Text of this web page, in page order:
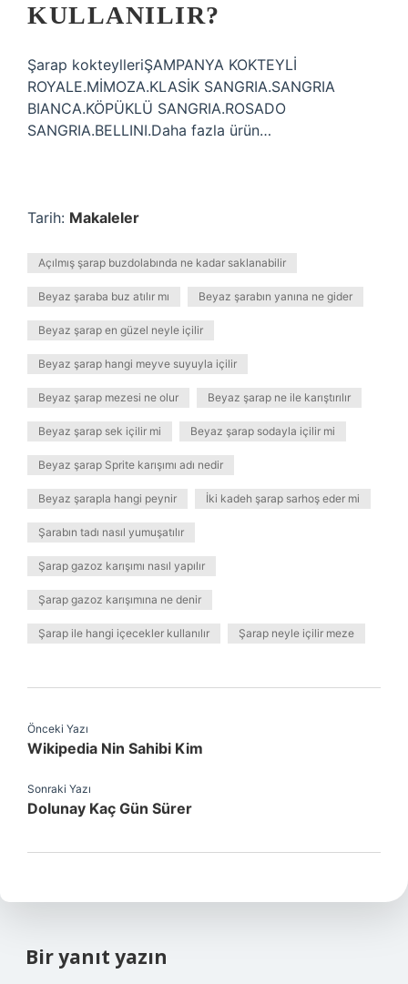
KULLANILIR?
Şarap kokteylleriŞAMPANYA KOKTEYLİ
ROYALE.MİMOZA.KLASİK SANGRIA.SANGRIA
BIANCA.KÖPÜKLÜ SANGRIA.ROSADO
SANGRIA.BELLINI.Daha fazla ürün…
Tarih: Makaleler
Açılmış şarap buzdolabında ne kadar saklanabilir
Beyaz şaraba buz atılır mı Beyaz şarabın yanına ne gider
Beyaz şarap en güzel neyle içilir
Beyaz şarap hangi meyve suyuyla içilir
Beyaz şarap mezesi ne olur Beyaz şarap ne ile karıştırılır
Beyaz şarap sek içilir mi Beyaz şarap sodayla içilir mi
Beyaz şarap Sprite karışımı adı nedir
Beyaz şarapla hangi peynir İki kadeh şarap sarhoş eder mi
Şarabın tadı nasıl yumuşatılır
Şarap gazoz karışımı nasıl yapılır
Şarap gazoz karışımına ne denir
Şarap ile hangi içecekler kullanılır Şarap neyle içilir meze
Önceki Yazı
Wikipedia Nin Sahibi Kim
Sonraki Yazı
Dolunay Kaç Gün Sürer
Bir yanıt yazın